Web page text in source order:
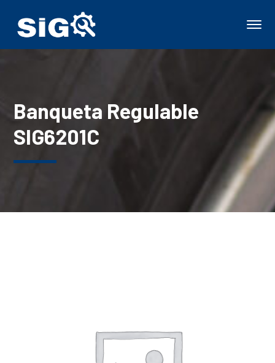
Banqueta Regulable
SIG6201C